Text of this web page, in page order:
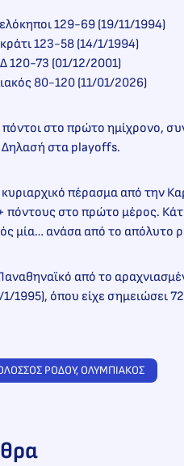
129-69 (19/11/1994)
123-58 (14/1/1994)
120-73 (01/12/2001)
80-120 (11/01/2026)
στο πρώτο ημίχρονο,
στα playoffs.
πέρασμα από την
πόντους στο πρώτο μέρος.
μία… ανάσα από το απόλυτο
από το
1995), όπου είχε σημειώσει
ΡΟΔΟΥ, ΟΛΥΜΠΙΑΚΟΣ